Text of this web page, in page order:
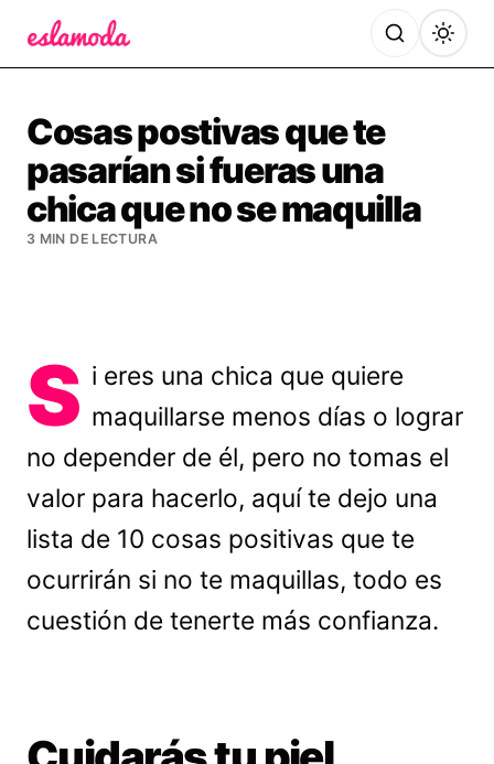
Cosas postivas que te
pasarían si fueras una
chica que no se maquilla
3 MIN DE LECTURA
S i eres una chica que quiere
maquillarse menos días o lograr
no depender de él, pero no tomas el
valor para hacerlo, aquí te dejo una
lista de 10 cosas positivas que te
ocurrirán si no te maquillas, todo es
cuestión de tenerte más confianza.